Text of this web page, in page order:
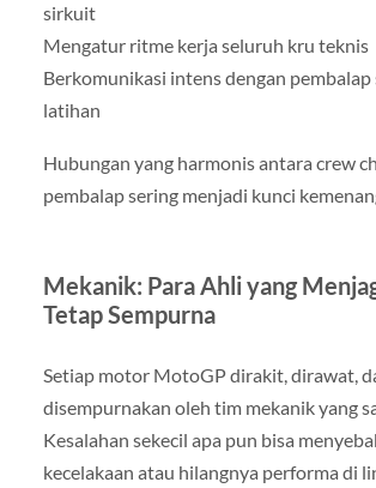
sirkuit
Mengatur ritme kerja seluruh kru teknis
Berkomunikasi intens dengan pembalap
latihan
Hubungan yang harmonis antara crew
pembalap sering menjadi kunci
Mekanik: Para Ahli yang
Tetap Sempurna
Setiap motor MotoGP dirakit, dirawat,
disempurnakan oleh tim mekanik yang
Kesalahan sekecil apa pun bisa
kecelakaan atau hilangnya performa di